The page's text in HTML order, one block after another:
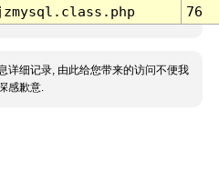
76
详细记录, 由此给您带来的访问不便我
感歉意.